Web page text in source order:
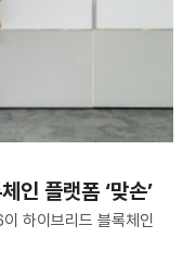
인 플랫폼 ‘맞손’
하이브리드 블록체인